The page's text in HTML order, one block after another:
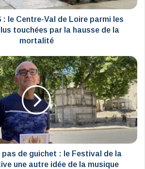
: le Centre-Val de Loire parmi les
touchées par la hausse de la
mortalité
de guichet : le Festival de la
une autre idée de la musique